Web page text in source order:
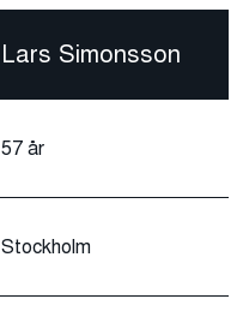
Lars Simonsson
57 år
Stockholm